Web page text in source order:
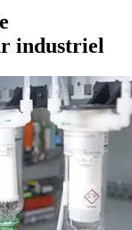
industriel